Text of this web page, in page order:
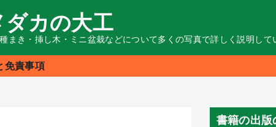
ダカの大工
き・挿し木・ミニ盆栽などについて多くの写真で詳しく説明して
免責事項
書籍の出版